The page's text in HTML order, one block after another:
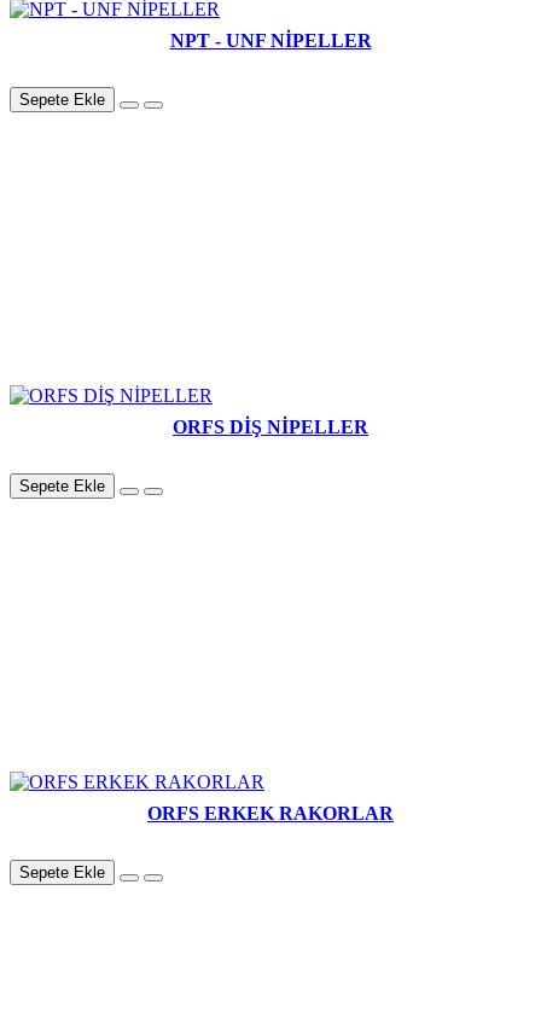
NPT - UNF NİPELLER
Sepete Ekle
ORFS DİŞ NİPELLER
Sepete Ekle
ORFS ERKEK RAKORLAR
Sepete Ekle